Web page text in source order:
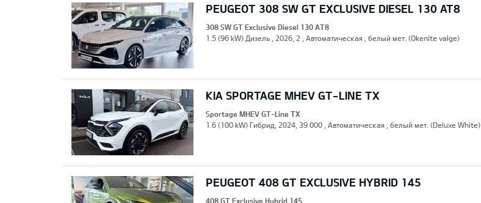
PEUGEOT 308 SW GT EXCLUSIVE DIESEL 130 AT8
308 SW GT Exclusive Diesel 130 AT8
1.5 (96 kW) Дизель , 2026, 2 , Автоматическая , белый мет. (Okenite valge)
KIA SPORTAGE MHEV GT-LINE TX
Sportage MHEV GT-Line TX
1.6 (100 kW) Гибрид, 2024, 39 000 , Автоматическая , белый мет. (Deluxe White)
PEUGEOT 408 GT EXCLUSIVE HYBRID 145
408 GT Exclusive Hybrid 145